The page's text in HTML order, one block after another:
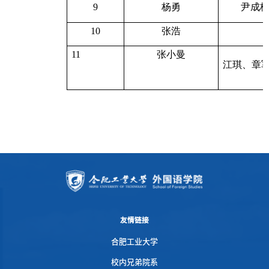
9 杨勇 尹成
10 张浩
11
张小曼
江琪、章
友情链接
合肥工业大学
校内兄弟院系